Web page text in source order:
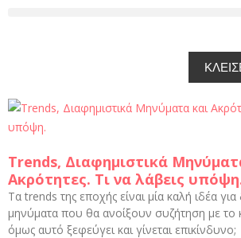
Trends, Διαφημιστικά
Ακρότητες. Τι να λάβεις
Τα trends της εποχής είναι μία καλή ιδέα για
μηνύματα που θα ανοίξουν συζήτηση με το
όμως αυτό ξεφεύγει και γίνεται επικίνδυνο;